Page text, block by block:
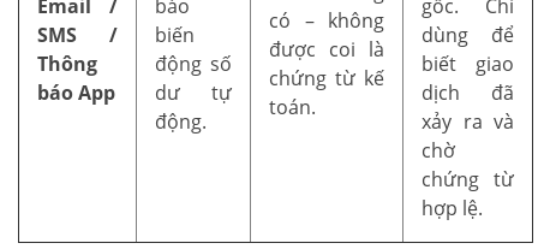
Email /
SMS /
Thông
báo App
báo
biến
động số
dư tự
động.
có – không
được coi là
chứng từ kế
toán.
gốc. Chỉ
dùng để
biết giao
dịch đã
xảy ra và
chờ
chứng từ
hợp lệ.